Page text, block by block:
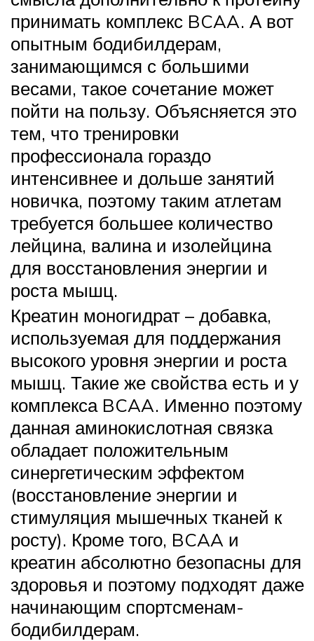
принимать комплекс BCAA. А вот
опытным бодибилдерам,
занимающимся с большими
весами, такое сочетание может
пойти на пользу. Объясняется это
тем, что тренировки
профессионала гораздо
интенсивнее и дольше занятий
новичка, поэтому таким атлетам
требуется большее количество
лейцина, валина и изолейцина
для восстановления энергии и
роста мышц.
Креатин моногидрат – добавка,
используемая для поддержания
высокого уровня энергии и роста
мышц. Такие же свойства есть и у
комплекса BCAA. Именно поэтому
данная аминокислотная связка
обладает положительным
синергетическим эффектом
(восстановление энергии и
стимуляция мышечных тканей к
росту). Кроме того, BCAA и
креатин абсолютно безопасны для
здоровья и поэтому подходят даже
начинающим спортсменам-
бодибилдерам.